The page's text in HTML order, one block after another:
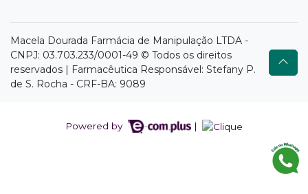
Macela Dourada Farmácia de Manipulação LTDA -
CNPJ: 03.703.233/0001-49 © Todos os direitos
reservados | Farmacêutica Responsável: Stefany P.
de S. Rocha - CRF-BA: 9089
Powered by |